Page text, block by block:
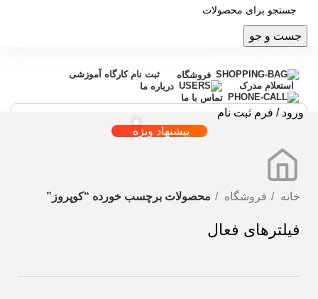
جست و جو
فروشگاه
ثبت نام کارگاه آموزشی
استعلام مدرک
درباره ما
تماس با ما
ورود / فرم ثبت نام
پیشنهاد ویژه
خانه فروشگاه محصولات برچسب خورده “کوپروز”
فیلترهای فعال